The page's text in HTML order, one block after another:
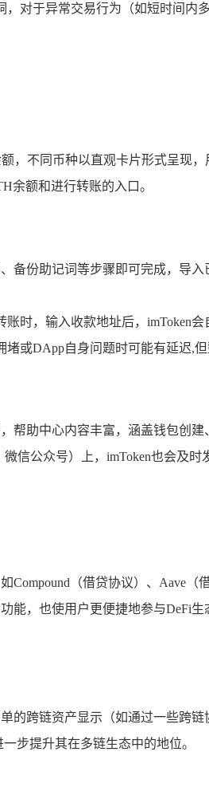
对于异常交易行为（如短时间内
，不同币种以直观卡片形式呈现
余额和进行转账的入口。
备份助记词等步骤即可完成，导
时，输入收款地址后，imToken
或DApp自身问题时可能有延迟,但
助中心内容丰富，涵盖钱包创
信公众号）上，imToken也会及时
（借贷协议）、Aave
，也使用户更便捷地参与DeFi
的跨链资产显示（如通过一些跨
步提升其在多链生态中的地位。